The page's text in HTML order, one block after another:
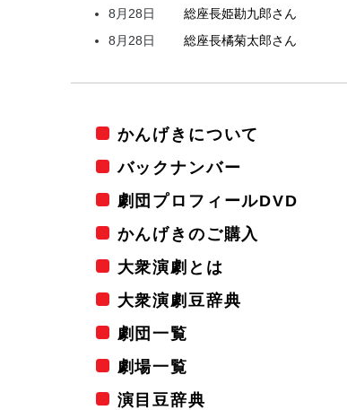
8月28日
総座長姫勘九郎さん
8月28日
総座長橘菊太郎さん
かんげきについて
バックナンバー
劇団プロフィールDVD
かんげきのご購入
大衆演劇とは
大衆演劇豆辞典
劇団一覧
劇場一覧
演目豆辞典